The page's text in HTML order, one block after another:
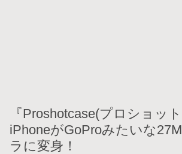
『Proshotcase(プロショッ
iPhoneがGoProみたいな
ラに変身！